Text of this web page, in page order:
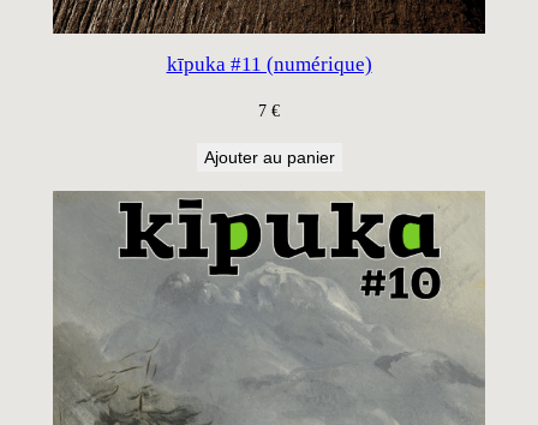
kīpuka #11 (numérique)
7 €
Ajouter au panier